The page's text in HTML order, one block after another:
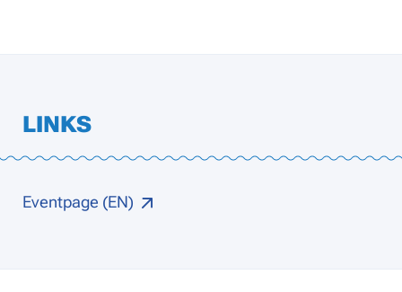
LINKS
Eventpage (EN)